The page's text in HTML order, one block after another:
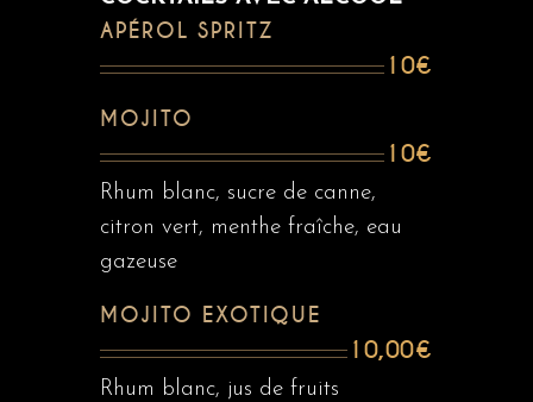
APÉROL SPRITZ
10€
MOJITO
10€
Rhum blanc, sucre de canne,
citron vert, menthe fraîche, eau
gazeuse
MOJITO EXOTIQUE
10,00€
Rhum blanc, jus de fruits